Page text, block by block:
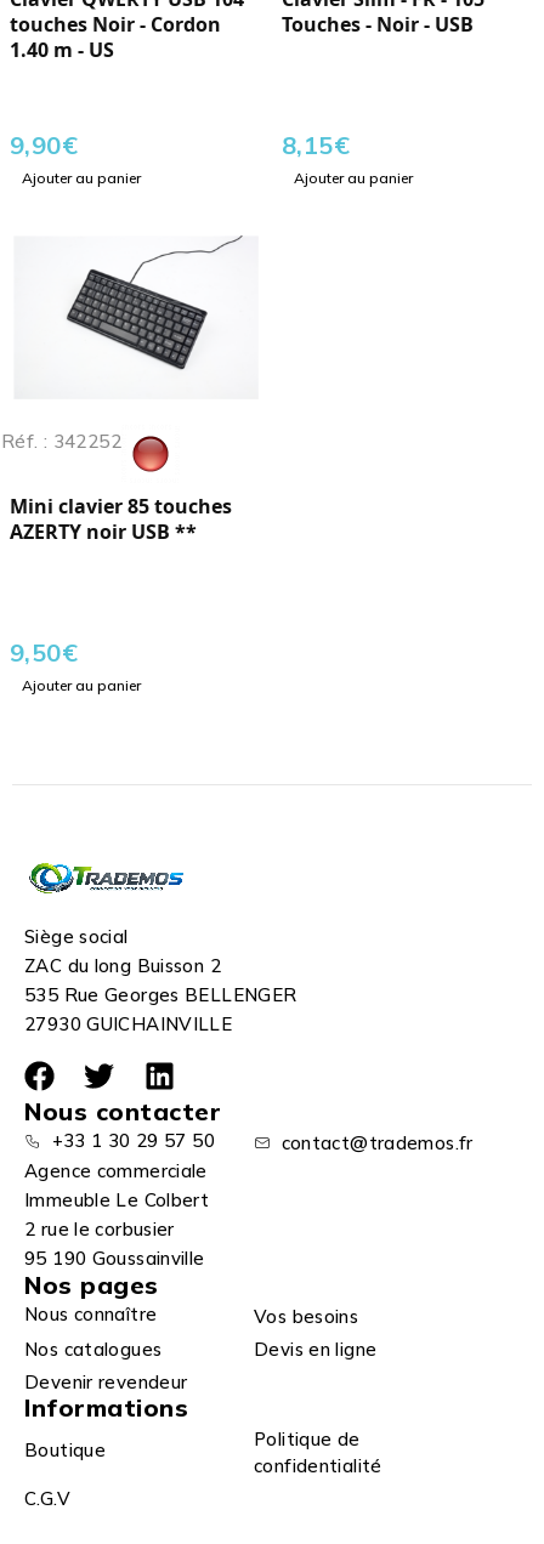
touches Noir - Cordon
1.40 m - US
9,90€
Ajouter au panier
Touches - Noir - USB
8,15€
Ajouter au panier
Réf. : 342252
Mini clavier 85 touches
AZERTY noir USB **
9,50€
Ajouter au panier
Siège social
ZAC du long Buisson 2
535 Rue Georges BELLENGER
27930 GUICHAINVILLE
Nous contacter
+33 1 30 29 57 50
contact@trademos.fr
Agence commerciale
Immeuble Le Colbert
2 rue le corbusier
95 190 Goussainville
Nos pages
Nous connaître
Vos besoins
Nos catalogues
Devis en ligne
Devenir revendeur
Informations
Boutique
Politique de
confidentialité
C.G.V